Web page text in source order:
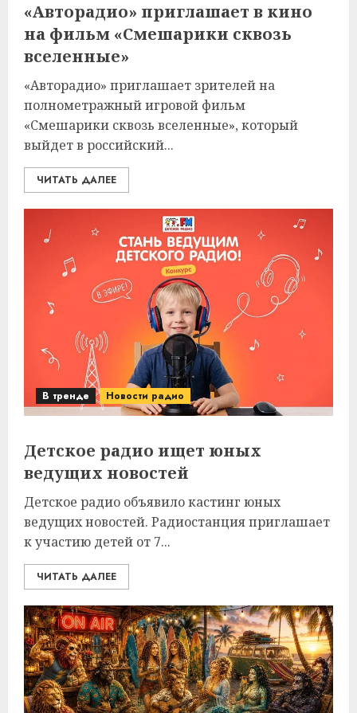
«Авторадио» приглашает в кино
на фильм «Смешарики сквозь
вселенные»
«Авторадио» приглашает зрителей на
полнометражный игровой фильм
«Смешарики сквозь вселенные», который
выйдет в российский...
ЧИТАТЬ ДАЛЕЕ
В тренде Новости радио
Детское радио ищет юных
ведущих новостей
Детское радио объявило кастинг юных
ведущих новостей. Радиостанция приглашает
к участию детей от 7...
ЧИТАТЬ ДАЛЕЕ